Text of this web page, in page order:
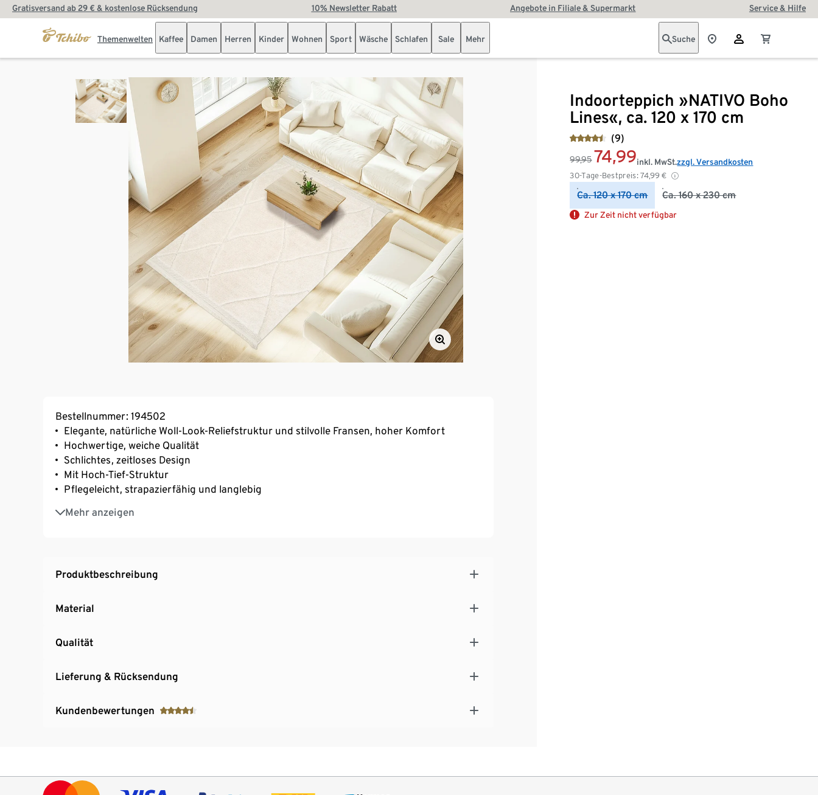
Gratisversand ab 29 € & kostenlose Rücksendung 10% Newsletter Rabatt Angebote in Filiale & Supermarkt Service & Hilfe
Themenwelten Kaffee Damen Herren Kinder Wohnen Sport Wäsche Schlafen Sale Mehr Suche
Indoorteppich »NATIVO Boho
Lines«, ca. 120 x 170 cm
(9)
99,95 74,99
30-Tage-Bestpreis: 74,99 €
inkl. MwSt.zzgl. Versandkosten
Ca. 120 x 170 cm Ca. 160 x 230 cm
Zur Zeit nicht verfügbar
Bestellnummer: 194502
Elegante, natürliche Woll-Look-Reliefstruktur und stilvolle Fransen, hoher Komfort
Hochwertige, weiche Qualität
Schlichtes, zeitloses Design
Mit Hoch-Tief-Struktur
Pflegeleicht, strapazierfähig und langlebig
Mehr anzeigen
Öko-Tex Standard 100 zertifiziert
Produktbeschreibung
Material
Qualität
Lieferung & Rücksendung
Kundenbewertungen